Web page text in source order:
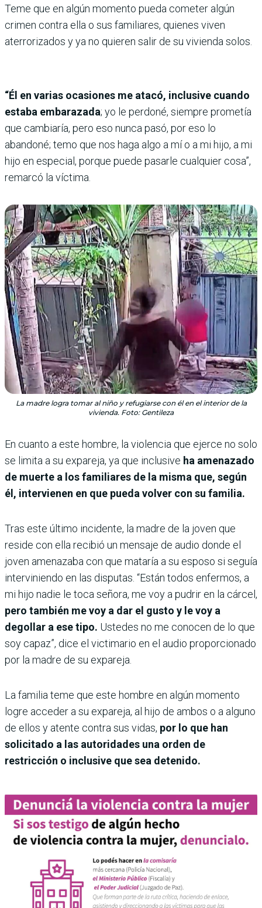
Teme que en algún momento pueda cometer algún
crimen contra ella o sus familiares, quienes viven
aterrorizados y ya no quieren salir de su vivienda solos.
“Él en varias ocasiones me atacó, inclusive cuando
estaba embarazada; yo le perdoné, siempre prometía
que cambiaría, pero eso nunca pasó, por eso lo
abandoné; temo que nos haga algo a mí o a mi hijo, a mi
hijo en especial, porque puede pasarle cualquier cosa”,
remarcó la víctima.
La madre logra tomar al niño y refugiarse con él en el interior de la
vivienda. Foto: Gentileza
En cuanto a este hombre, la violencia que ejerce no solo
se limita a su expareja, ya que inclusive ha amenazado
de muerte a los familiares de la misma que, según
él, intervienen en que pueda volver con su familia.
Tras este último incidente, la madre de la joven que
reside con ella recibió un mensaje de audio donde el
joven amenazaba con que mataría a su esposo si seguía
interviniendo en las disputas. “Están todos enfermos, a
mi hijo nadie le toca señora, me voy a pudrir en la cárcel,
pero también me voy a dar el gusto y le voy a
degollar a ese tipo. Ustedes no me conocen de lo que
soy capaz”, dice el victimario en el audio proporcionado
por la madre de su expareja.
La familia teme que este hombre en algún momento
logre acceder a su expareja, al hijo de ambos o a alguno
de ellos y atente contra sus vidas, por lo que han
solicitado a las autoridades una orden de
restricción o inclusive que sea detenido.